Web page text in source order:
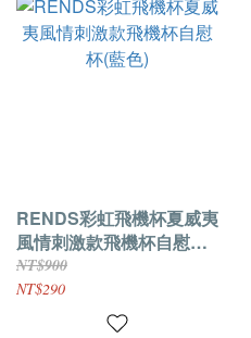
RENDS彩虹飛機杯夏威夷
風情刺激款飛機杯自慰杯
(藍色)
NT$900
NT$290